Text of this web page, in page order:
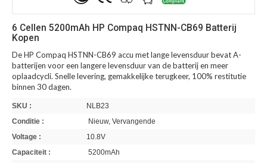
6 Cellen 5200mAh HP Compaq HSTNN-CB69 Batterij
Kopen
De HP Compaq HSTNN-CB69 accu met lange levensduur bevat A-
batterijen voor een langere levensduur van de batterij en meer
oplaadcycli. Snelle levering, gemakkelijke terugkeer, 100% restitutie
binnen 30 dagen.
SKU :
NLB23
Conditie :
Nieuw, Vervangende
Voltage :
10.8V
Capaciteit :
5200mAh